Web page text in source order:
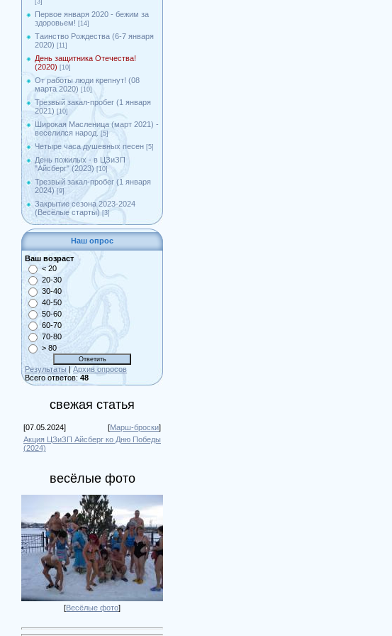
[3]
Первое января 2020 - бежим за
здоровьем! [14]
Таинство Рождества (6-7 января
2020) [11]
День защитника Отечества!
(2020) [10]
От работы люди крепнут! (08
марта 2020) [10]
Трезвый закал-пробег (1 января
2021) [10]
Широкая Масленица (март 2021) -
веселился народ.
[5]
Четыре часа душевных песен [5]
День пожилых - в ЦЗиЗП
"Айсберг" (2023) [10]
Трезвый закал-пробег (1 января
2024) [9]
Закрытие сезона 2023-2024
(Весёлые старты) [3]
Наш опрос
Ваш возраст
< 20
20-30
30-40
40-50
50-60
60-70
70-80
> 80
Результаты | Архив опросов
Всего ответов: 48
свежая статья
[07.05.2024] [Марш-броски]
Акция ЦЗиЗП Айсберг ко Дню Победы
(2024)
весёлые фото
[Весёлые фото]